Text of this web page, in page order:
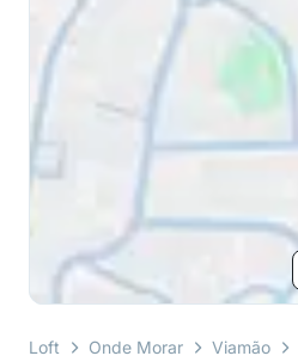
Loft Onde Morar Viamão